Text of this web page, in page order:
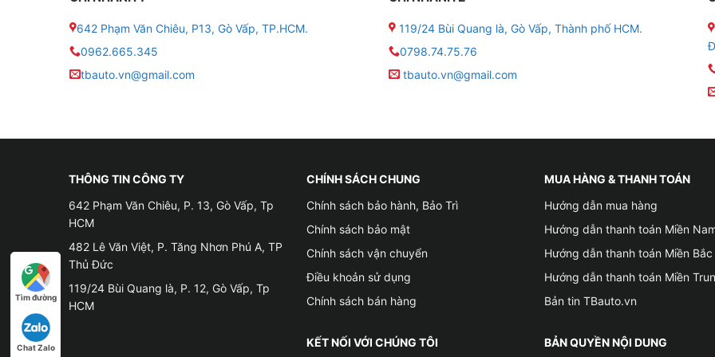
tính năng (an toàn và giải trí) một cách nhanh chóng sau mỗi lần cập nhật.
642 Phạm Văn Chiêu, P13, Gò Vấp, TP.HCM.
0962.665.345
tbauto.vn@gmail.com
119/24 Bùi Quang là, Gò Vấp, Thành phố HCM.
0798.74.75.76
tbauto.vn@gmail.com
THÔNG TIN CÔNG TY
642 Phạm Văn Chiêu, P. 13, Gò Vấp, Tp
HCM
482 Lê Văn Việt, P. Tăng Nhơn Phú A, TP
Thủ Đức
119/24 Bùi Quang là, P. 12, Gò Vấp, Tp
HCM
CHÍNH SÁCH CHUNG
Chính sách bảo hành, Bảo Trì
Chính sách bảo mật
Chính sách vận chuyển
Điều khoản sử dụng
Chính sách bán hàng
MUA HÀNG & THANH TOÁN
Hướng dẫn mua hàng
Hướng dẫn thanh toán Miền
Hướng dẫn thanh toán Miền Bắc
Hướng dẫn thanh toán Miền
Bản tin TBauto.vn
KẾT NỐI VỚI CHÚNG TÔI BẢN QUYỀN NỘI DUNG
Tìm đường
Chat Zalo